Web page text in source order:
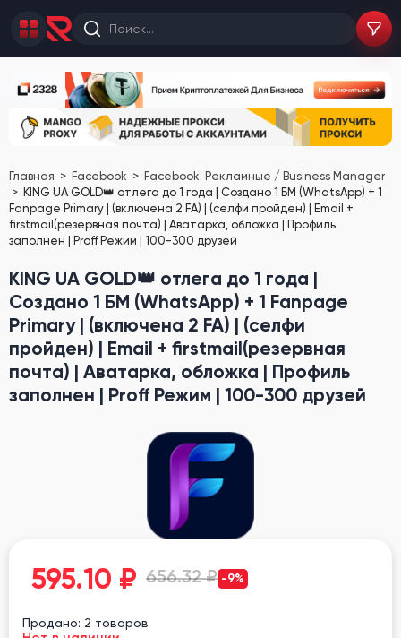
Главная Facebook
Facebook: Рекламные / Business Manager
KING UA GOLD👑 отлега до 1 года | Создано 1 БМ (WhatsApp) + 1
Fanpage Primary | (включена 2 FA) | (селфи пройден) | Email +
firstmail(резервная почта) | Аватарка, обложка | Профиль
заполнен | Proff Режим | 100-300 друзей
KING UA GOLD👑 отлега до 1 года |
Создано 1 БМ (WhatsApp) + 1 Fanpage
Primary | (включена 2 FA) | (селфи
пройден) | Email + firstmail(резервная
почта) | Аватарка, обложка | Профиль
заполнен | Proff Режим | 100-300 друзей
595.10 ₽ 656.32 ₽ -9%
Продано: 2 товаров